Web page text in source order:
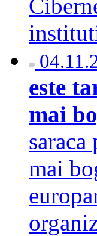
este
mai
mai